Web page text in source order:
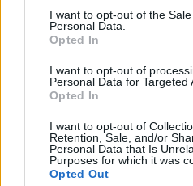
consent section.
I want to opt-out of the
Personal Data.
Opted In
I want to opt-out of
Personal Data for Targeted
Opted In
I want to opt-out of
Retention, Sale, and/or
Personal Data that Is
Purposes for which it was
Opted Out